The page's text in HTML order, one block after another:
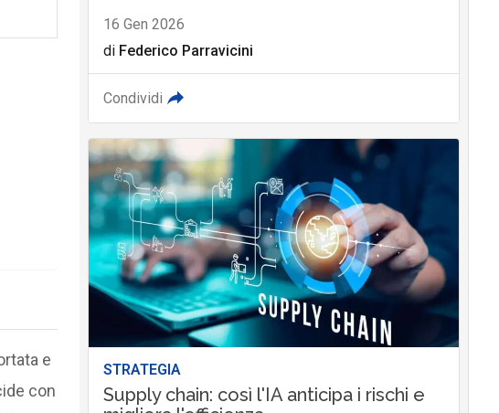
e
con
16 Gen 2026
di Federico Parravicini
Condividi
STRATEGIA
Supply chain: così l'IA anticipa i rischi e